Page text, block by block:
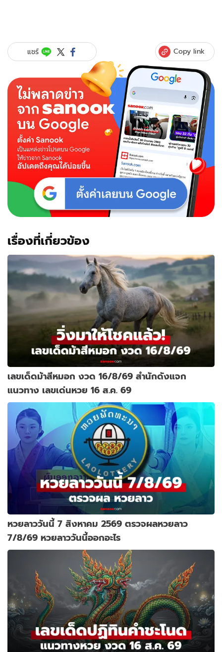
แชร์ Copy link
เรื่องที่เกี่ยวข้อง
เลขเด็ดม้าสีหมอก งวด 16/8/69 สำนักดังแจก
แนวทาง เลขเด่นหวย 16 ส.ค. 69
หวยลาววันนี้ 7 สิงหาคม 2569 ตรวจผลหวยลาว
7/8/69 หวยลาววันนี้ออกอะไร